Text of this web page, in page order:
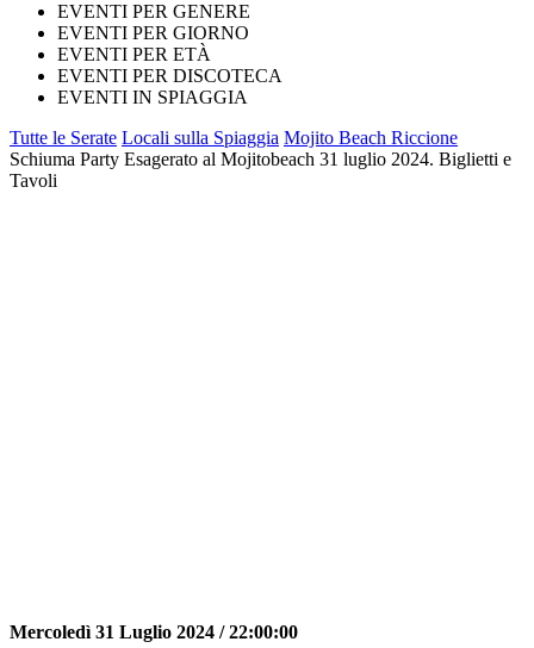
EVENTI PER GENERE
EVENTI PER GIORNO
EVENTI PER ETÀ
EVENTI PER DISCOTECA
EVENTI IN SPIAGGIA
Tutte le Serate Locali sulla Spiaggia Mojito Beach Riccione
Schiuma Party Esagerato al Mojitobeach 31 luglio 2024. Biglietti e
Tavoli
Mercoledì 31 Luglio 2024 /22:00:00